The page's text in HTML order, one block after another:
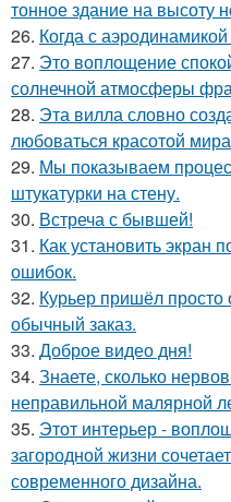
тонное здание на высоту
26. Когда с
27. Это воплощение
солнечной атмосферы
28. Эта вилла словно
любоваться красотой
29. Мы показываем
штукатурки на стену.
30. Встреча с бывшей!
31. Как установить экран
ошибок.
32. Курьер пришёл просто
обычный заказ.
33. Доброе видео дня!
34. Знаете, сколько
неправильной малярной
35. Этот интерьер -
загородной жизни
современного дизайна.